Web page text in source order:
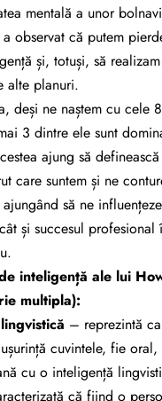
mentală a unor
observat că putem
și, totuși, să realizam
alte planuri.
deși ne naștem cu cele
3 dintre ele sunt
ajung să
care suntem și ne
să ne
și succesul profesional
inteligență ale lui
multipla):
lingvistică – reprezintă
cuvintele, fie
cu o inteligență
că fiind o